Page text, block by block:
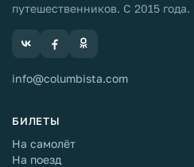
путешественников. С 2015 года.
info@columbista.com
БИЛЕТЫ
На самолёт
На поезд